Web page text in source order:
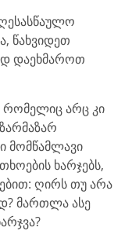
წახვიდეთ
დაეხმაროთ
რომელიც არც კი
მომწამლავი
ხარჯებს,
ღირს თუ არა
მართლა ასე